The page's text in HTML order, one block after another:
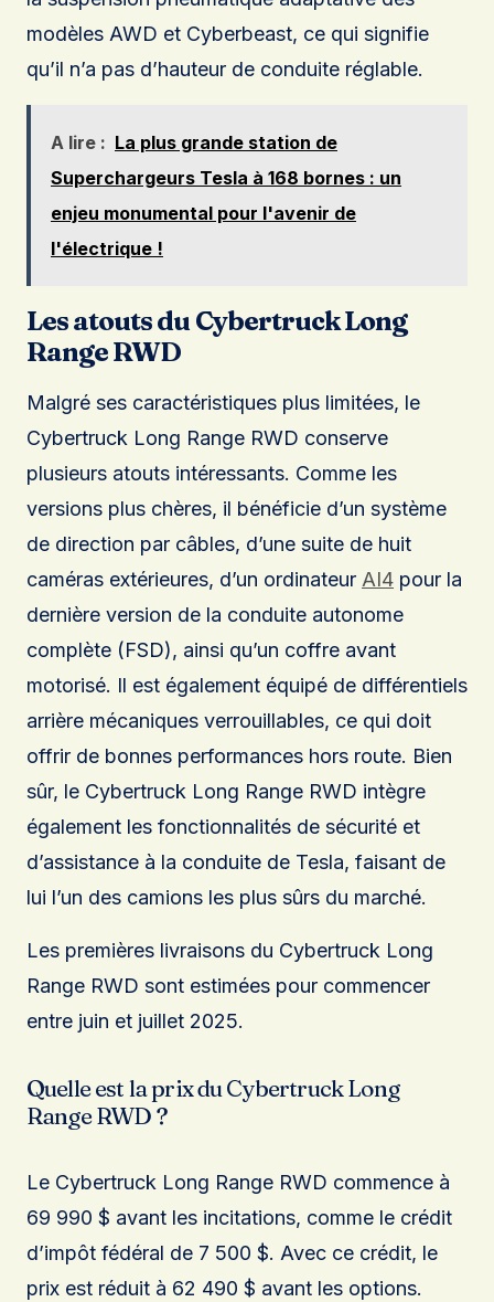
modèles AWD et Cyberbeast, ce qui signifie
qu’il n’a pas d’hauteur de conduite réglable.
A lire : La plus grande station de
Superchargeurs Tesla à 168 bornes : un
enjeu monumental pour l'avenir de
l'électrique !
Les atouts du Cybertruck Long
Range RWD
Malgré ses caractéristiques plus limitées, le
Cybertruck Long Range RWD conserve
plusieurs atouts intéressants. Comme les
versions plus chères, il bénéficie d’un système
de direction par câbles, d’une suite de huit
caméras extérieures, d’un ordinateur AI4 pour la
dernière version de la conduite autonome
complète (FSD), ainsi qu’un coffre avant
motorisé. Il est également équipé de différentiels
arrière mécaniques verrouillables, ce qui doit
offrir de bonnes performances hors route. Bien
sûr, le Cybertruck Long Range RWD intègre
également les fonctionnalités de sécurité et
d’assistance à la conduite de Tesla, faisant de
lui l’un des camions les plus sûrs du marché.
Les premières livraisons du Cybertruck Long
Range RWD sont estimées pour commencer
entre juin et juillet 2025.
Quelle est la prix du Cybertruck Long
Range RWD ?
Le Cybertruck Long Range RWD commence à
69 990 $ avant les incitations, comme le crédit
d’impôt fédéral de 7 500 $. Avec ce crédit, le
prix est réduit à 62 490 $ avant les options.